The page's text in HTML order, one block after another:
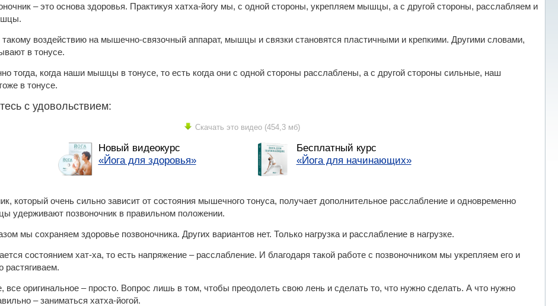
– это основа здоровья. Практикуя хатха-йогу мы, с одной стороны, укрепляем мышцы, а с другой стороны, расслабляем и
такому воздействию на мышечно-связочный аппарат, мышцы и связки становятся пластичными и крепкими. Другими словами,
в тонусе.
тогда, когда наши мышцы в тонусе, то есть когда они с одной стороны расслаблены, а с другой стороны сильные, наш
в тонусе.
с удовольствием:
Скачать это видео (454,3 мб)
Новый видеокурс
«Йога для здоровья»
Бесплатный курс
«Йога для начинающих»
который очень сильно зависит от состояния мышечного тонуса, получает дополнительное расслабление и одновременно
удерживают позвоночник в правильном положении.
мы сохраняем здоровье позвоночника. Других вариантов нет. Только нагрузка и расслабление в нагрузке.
состоянием хат-ха, то есть напряжение – расслабление. И благодаря такой работе с позвоночником мы укрепляем его и
растягиваем.
все оригинальное – просто. Вопрос лишь в том, чтобы преодолеть свою лень и сделать то, что нужно сделать. А что нужно
– заниматься хатха-йогой.